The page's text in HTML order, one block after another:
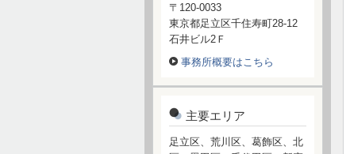
〒120-0033
東京都足立区千住寿町28-12
石井ビル2Ｆ
事務所概要はこちら
主要エリア
足立区、荒川区、葛飾区、北